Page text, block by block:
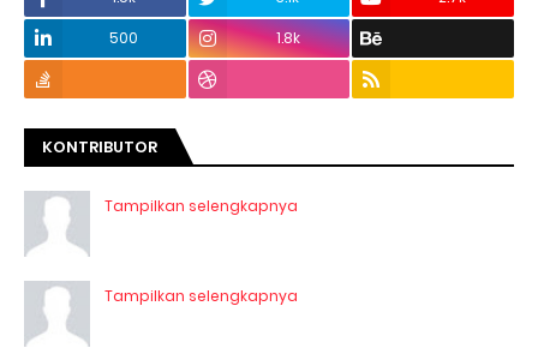
500
1.8k
KONTRIBUTOR
Tampilkan selengkapnya
Tampilkan selengkapnya